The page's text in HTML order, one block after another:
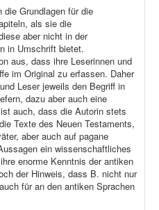
Grundlagen für die
als sie die
aber nicht in der
in Umschrift bietet.
aus, dass ihre Leserinnen und
im Original zu erfassen. Daher
Leser jeweils den Begriff in
dazu aber auch eine
auch, dass die Autorin stets
Texte des Neuen Testaments,
aber auch auf pagane
ein wissenschaftliches
enorme Kenntnis der antiken
der Hinweis, dass B. nicht nur
für an den antiken Sprachen